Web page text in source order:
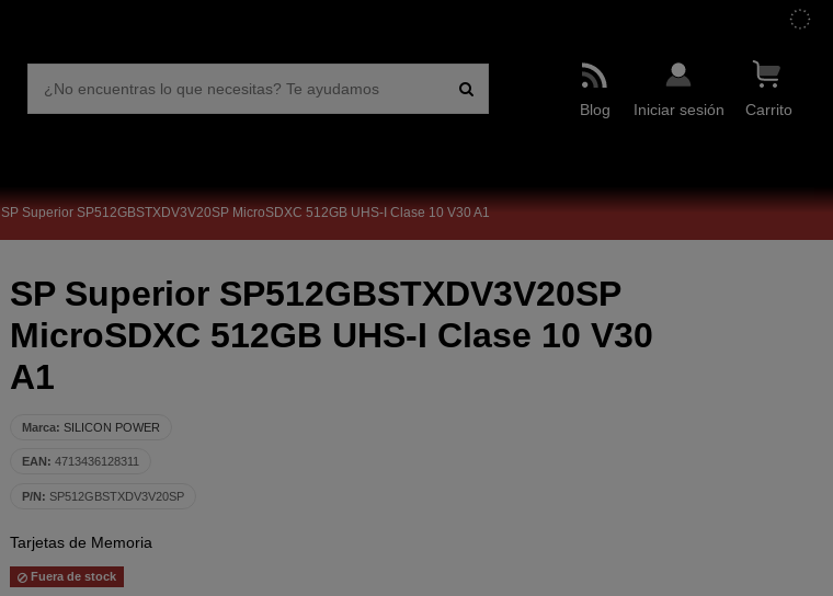
Blog Iniciar sesión Carrito
SP Superior SP512GBSTXDV3V20SP MicroSDXC 512GB UHS-I Clase 10 V30 A1
SP Superior SP512GBSTXDV3V20SP
MicroSDXC 512GB UHS-I Clase 10 V30
A1
Marca: SILICON POWER
EAN: 4713436128311
P/N: SP512GBSTXDV3V20SP
Tarjetas de Memoria
Fuera de stock